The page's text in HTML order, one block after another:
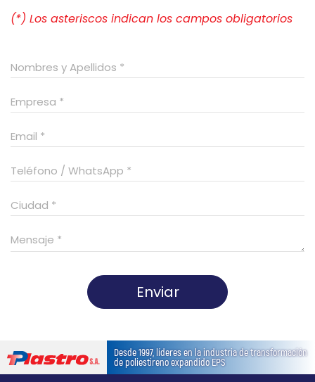
(*) Los asteriscos indican los campos obligatorios
Enviar
should
be
Desde 1997, líderes en la industria de transformación
de poliestireno expandido EPS